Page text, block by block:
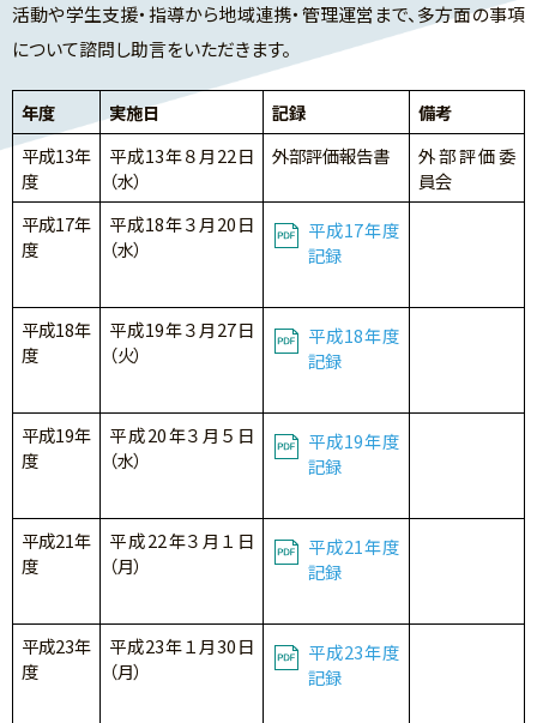
活動や学生支援・指導から地域連携・管理運営まで、多方面の事項
について諮問し助言をいただきます。
年度 実施日 記録
備考
平成13年
度
平成13年８月22日
（水）
外部評価報告書
外部評価委
員会
平成17年
度
平成18年３月20日
（水）
平成17年度
記録
平成18年
度
平成19年３月27日
（火）
平成18年度
記録
平成19年
度
平成20年３月５日
（水）
平成19年度
記録
平成21年
度
平成22年３月１日
（月）
平成21年度
記録
平成23年
度
平成23年１月30日
（月）
平成23年度
記録